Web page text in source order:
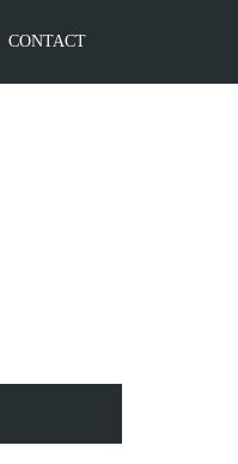
CONTACT